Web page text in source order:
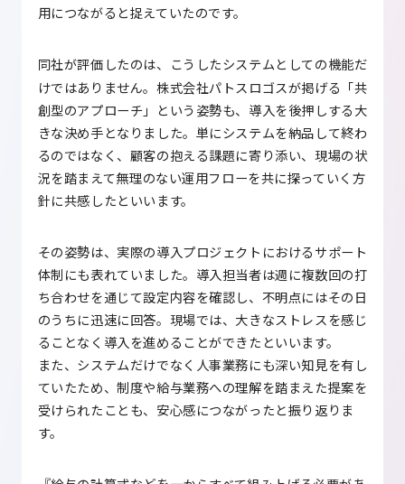
用につながると捉えていたのです。
同社が評価したのは、こうしたシステムとしての機能だ
けではありません。株式会社パトスロゴスが掲げる「共
創型のアプローチ」という姿勢も、導入を後押しする大
きな決め手となりました。単にシステムを納品して終わ
るのではなく、顧客の抱える課題に寄り添い、現場の状
況を踏まえて無理のない運用フローを共に探っていく方
針に共感したといいます。
その姿勢は、実際の導入プロジェクトにおけるサポート
体制にも表れていました。導入担当者は週に複数回の打
ち合わせを通じて設定内容を確認し、不明点にはその日
のうちに迅速に回答。現場では、大きなストレスを感じ
ることなく導入を進めることができたといいます。
また、システムだけでなく人事業務にも深い知見を有し
ていたため、制度や給与業務への理解を踏まえた提案を
受けられたことも、安心感につながったと振り返りま
す。